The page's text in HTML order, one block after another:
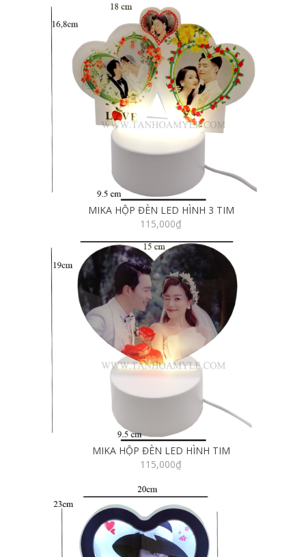
MIKA HỘP ĐÈN LED HÌNH 3 TIM
115,000₫
MIKA HỘP ĐÈN LED HÌNH TIM
115,000₫